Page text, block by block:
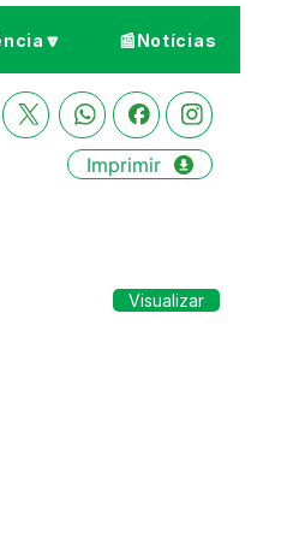
📰Notícias
Imprimir
Visualizar